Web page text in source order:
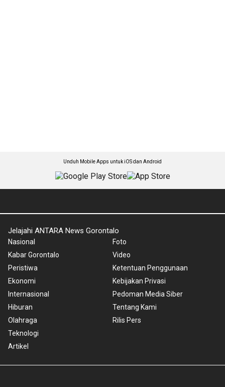
Unduh Mobile Apps untuk iOS dan Android
Jelajahi ANTARA News Gorontalo
Nasional
Kabar Gorontalo
Peristiwa
Ekonomi
Internasional
Hiburan
Olahraga
Teknologi
Artikel
Foto
Video
Ketentuan Penggunaan
Kebijakan Privasi
Pedoman Media Siber
Tentang Kami
Rilis Pers